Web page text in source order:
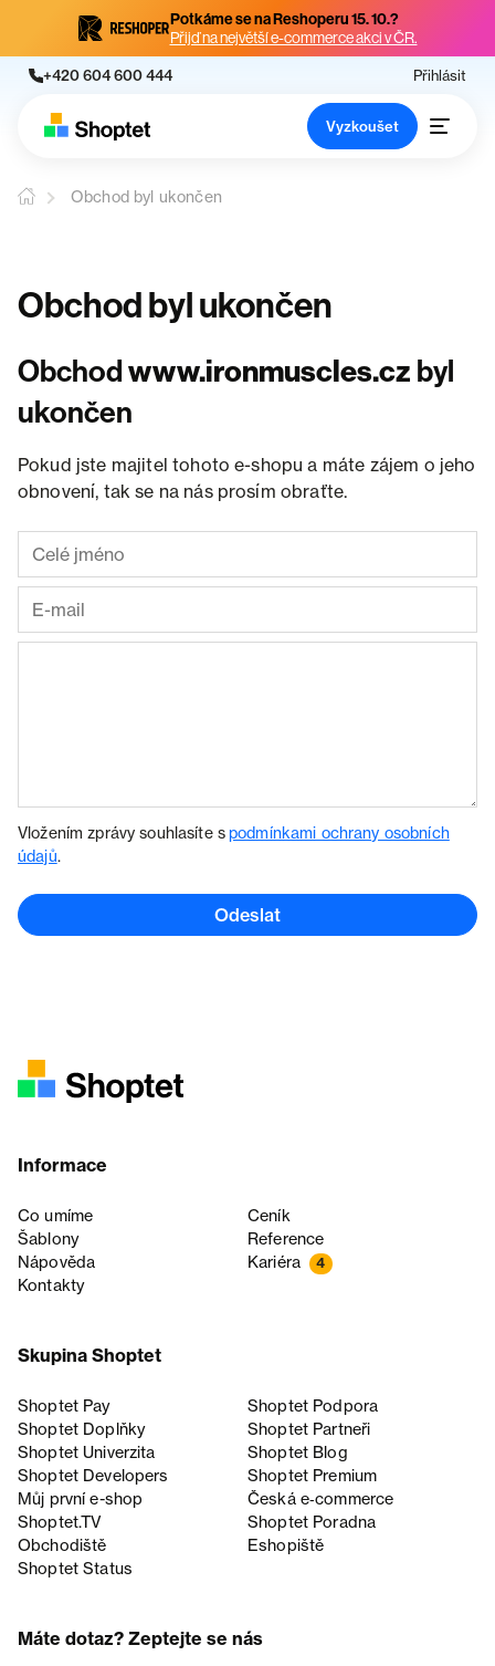
Potkáme se na Reshoperu 15. 10.?
Přijď na největší e-commerce akci v ČR.
+420 604 600 444 Přihlásit
Vyzkoušet
Obchod byl ukončen
Obchod byl ukončen
Obchodwww.ironmuscles.cz byl
ukončen
Pokud jste majitel tohoto e-shopu a máte zájem o jeho
obnovení, tak se na nás prosím obraťte.
Vložením zprávy souhlasíte spodmínkami ochrany osobních
údajů.
Odeslat
Informace
Co umíme
Ceník
Šablony
Reference
Nápověda
Kariéra 4
Kontakty
Skupina Shoptet
Shoptet Pay
Shoptet Podpora
Shoptet Doplňky
Shoptet Partneři
Shoptet Univerzita
Shoptet Blog
Shoptet Developers
Shoptet Premium
Můj první e-shop
Česká e‑commerce
Shoptet.TV
Shoptet Poradna
Obchodiště
Eshopiště
Shoptet Status
Máte dotaz? Zeptejte se nás